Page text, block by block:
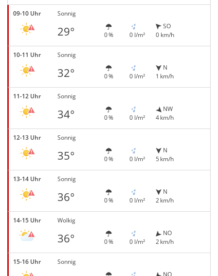
09-10 Uhr Sonnig
29° 0 % 0 l/m²
SO
0 km/h
10-11 Uhr Sonnig
32° 0 % 0 l/m²
N
1 km/h
11-12 Uhr Sonnig
34° 0 % 0 l/m²
NW
4 km/h
12-13 Uhr Sonnig
35° 0 % 0 l/m²
N
5 km/h
13-14 Uhr Sonnig
36° 0 % 0 l/m²
N
2 km/h
14-15 Uhr Wolkig
36° 0 % 0 l/m²
NO
2 km/h
15-16 Uhr Sonnig
NO